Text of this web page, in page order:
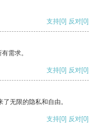
支持[0] 反对[0]
需求。
支持[0] 反对[0]
无限的隐私和自由。
支持[0] 反对[0]